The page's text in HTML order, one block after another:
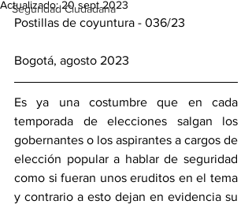
Seguridad Ciudadana
Actualizado:20 sept 2023
Postillas de coyuntura - 036/23
Bogotá, agosto 2023
Es ya una costumbre que en cada
temporada de elecciones salgan los
gobernantes o los aspirantes a cargos de
elección popular a hablar de seguridad
como si fueran unos eruditos en el tema
y contrario a esto dejan en evidencia su